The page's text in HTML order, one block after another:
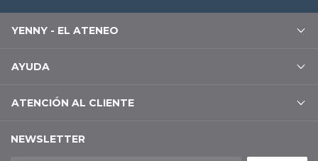
YENNY - EL ATENEO
AYUDA
ATENCIÓN AL CLIENTE
NEWSLETTER